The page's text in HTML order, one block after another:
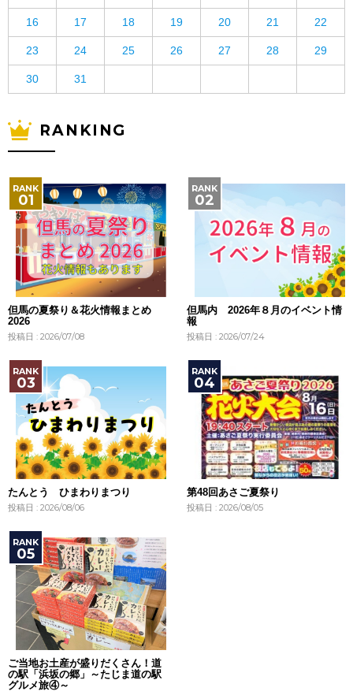
16 17 18 19 20 21 22
23 24 25 26 27 28 29
30 31
RANKING
但馬の夏祭り＆花火情報まとめ
2026
投稿日 : 2026/07/08
但馬内 2026年８月のイベント情
報
投稿日 : 2026/07/24
たんとう ひまわりまつり
投稿日 : 2026/08/06
第48回あさご夏祭り
投稿日 : 2026/08/05
ご当地お土産が盛りだくさん！道
の駅「浜坂の郷」～たじま道の駅
グルメ旅④～